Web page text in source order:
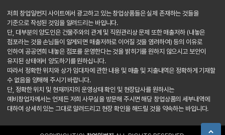
저희 창업일번지 사이트에서 광고하고 있는 창업상품들은 실제 존재하는 것들을
기준으로 작성된 것임을 알려드리는 바입니다.
단, 대부분의 양도인은 건물주와의 관계 및 직원관리상 문제 또한 매출저하 (내놓은
점포라는 것을 손님들이 알게되면 매출저하로 이어질 것을 염려하여) 등의 이유로
인하여 공공연희 내놓은 점포를 운영한다는 것을 밝히기를 원하지 않으시고 보안이
유지된 상태에서 양도하기를 원하십니다.
따라서 정확한 위치와 상가 임대차에 관한 내용 및 매출 및 지출내역은 정확하게 기재할
수 없음을 양해해 주시기 바랍니다.
단, 정확한 위치 및 현재까지의 운영상태 확인 및 현장답사를 원하시는
예비창업자께서는 언제든 저희 사무실을 방문해 주시면 해당 창업상품의 세부내역에
대하여 상세히 있는 그대로 알려드리고 현장 확인을 해드릴 것을 약속하는 바입니다.